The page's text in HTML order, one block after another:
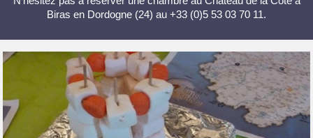
Biras en Dordogne (24) au +33 (0)5 53 03 70 11.